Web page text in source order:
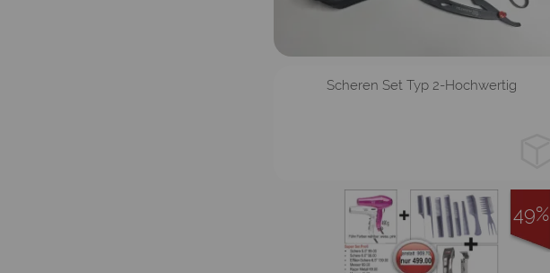
Scheren Set Typ 2-Hochwertig
49%